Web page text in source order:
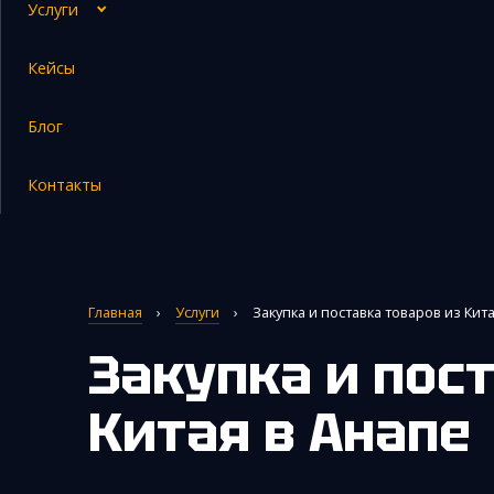
Услуги
Кейсы
Блог
Контакты
Таможенное оформление
Главная › Услуги › Закупка и поставка товаров из
Закупка и поставка товаров из
Китая в Анапе